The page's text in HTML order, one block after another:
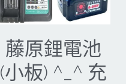
藤原鋰電池
(小板) ^_^ 充